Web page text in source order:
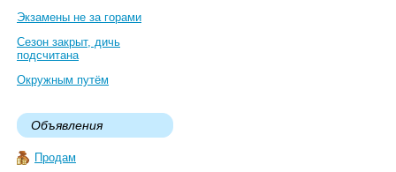
Экзамены не за горами
Сезон закрыт, дичь
подсчитана
Окружным путём
Объявления
Продам